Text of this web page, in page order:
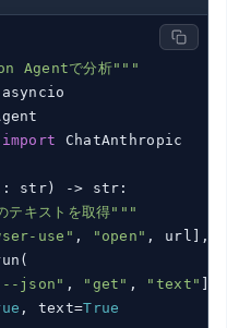
Agentで分析"""
import ChatAnthropic
str)
-> str:
テキストを取得"""
use" , "open" , url],
json" , "get" , "text"
, text=True